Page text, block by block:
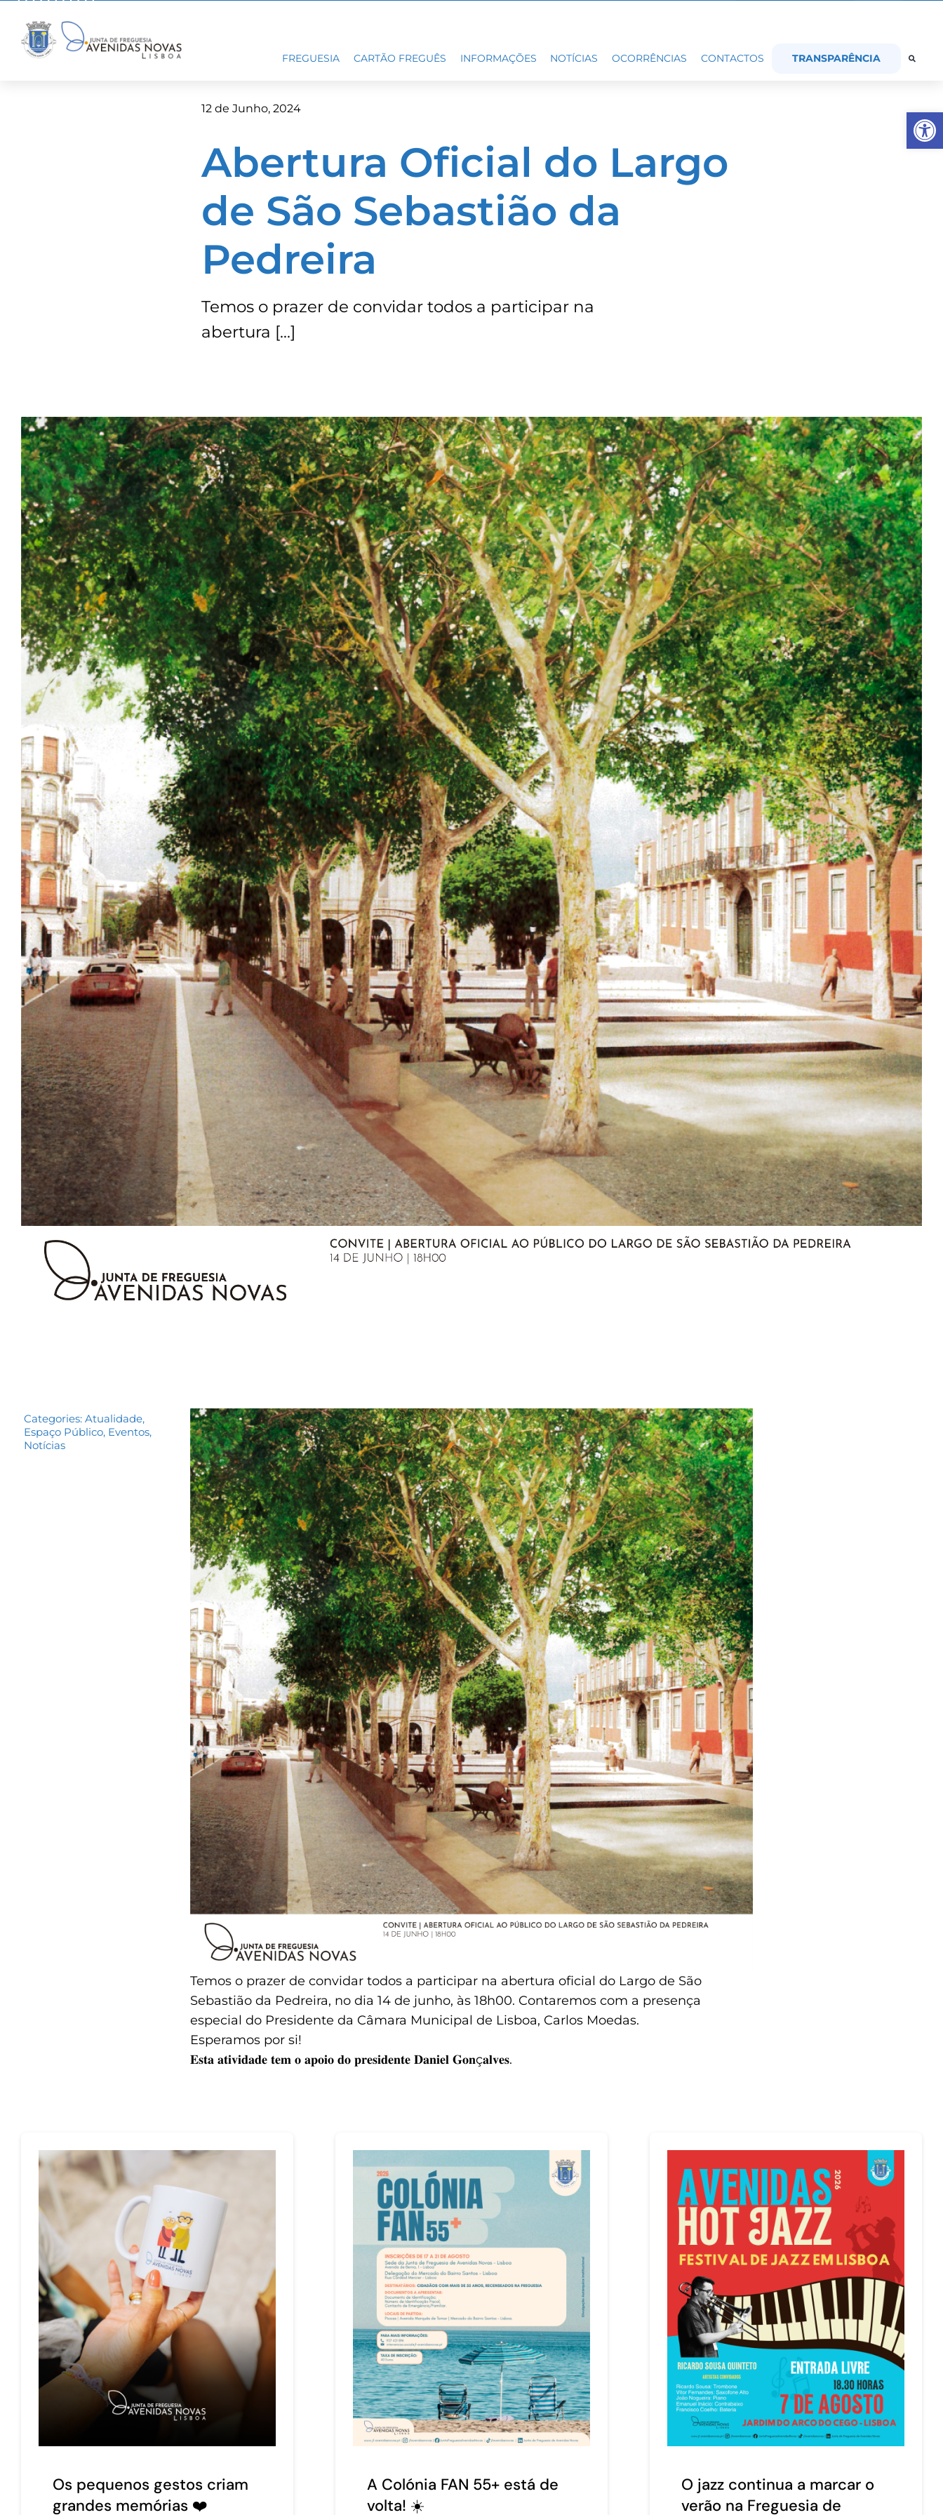
content
FREGUESIA CARTÃO FREGUÊS INFORMAÇÕES NOTÍCIAS OCORRÊNCIAS CONTACTOS TRANSPARÊNCIA
12 de Junho, 2024
Abertura Oficial do Largo
de São Sebastião da
Pedreira
Temos o prazer de convidar todos a participar na
abertura […]
Categories:Atualidade,
Espaço Público, Eventos,
Notícias
Temos o prazer de convidar todos a participar na abertura oficial do Largo de São
Sebastião da Pedreira, no dia 14 de junho, às 18h00. Contaremos com a presença
especial do Presidente da Câmara Municipal de Lisboa, Carlos Moedas.
Esperamos por si!
𝐄𝐬𝐭𝐚 𝐚𝐭𝐢𝐯𝐢𝐝𝐚𝐝𝐞 𝐭𝐞𝐦 𝐨 𝐚𝐩𝐨𝐢𝐨 𝐝𝐨 𝐩𝐫𝐞𝐬𝐢𝐝𝐞𝐧𝐭𝐞 𝐃𝐚𝐧𝐢𝐞𝐥 𝐆𝐨𝐧ç𝐚𝐥𝐯𝐞𝐬.
Os pequenos gestos criam
grandes memórias ❤️
A Colónia FAN 55+ está de
volta! ☀️
O jazz continua a marcar o
verão na Freguesia de